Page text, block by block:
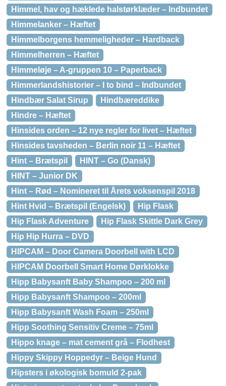
Himmel, hav og hæklede halstørklæder – Indbundet
Himmelanker – Hæftet
Himmelborgens hemmeligheder – Hardback
Himmelherren – Hæftet
Himmeløje – A-gruppen 10 – Paperback
Himmerlandshistorier – I to bind – Indbundet
Hindbær Salat Sirup
Hindbæreddike
Hindre – Hæftet
Hinsides orden – 12 nye regler for livet – Hæftet
Hinsides tavsheden – Berlin noir 11 – Hæftet
Hint – Brætspil
HINT – Go (Dansk)
HINT – Junior DK
Hint – Rød – Nomineret til Årets voksenspil 2018
Hint Hvid – Brætspil (Engelsk)
Hip Flask
Hip Flask Adventure
Hip Flask Skittle Dark Grey
Hip Hip Hurra – DVD
HIPCAM – Door Camera Doorbell with LCD
HIPCAM Doorbell Smart Home Dørklokke
Hipp Babysanft Baby Shampoo – 200 ml
Hipp Babysanft Shampoo – 200ml
Hipp Babysanft Wash Foam – 250ml
Hipp Soothing Sensitiv Creme – 75ml
Hippo knage – mat cement grå – Flodhest
Hippy Skippy Hoppedyr – Beige Hund
Hipsters i økologisk bomuld 2-pak